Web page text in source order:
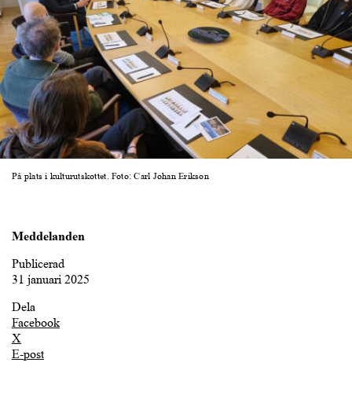
På plats i kulturutskottet. Foto: Carl Johan Erikson
Meddelanden
Publicerad
31 januari 2025
Dela
Facebook
X
E-post